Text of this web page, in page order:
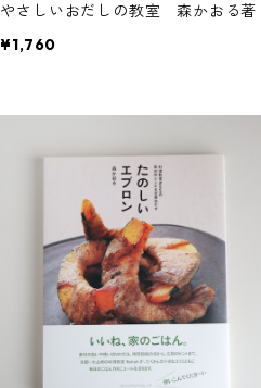
やさしいおだしの教室 森かおる著
¥1,760